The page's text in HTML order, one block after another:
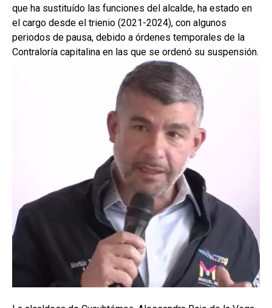
que ha sustituído las funciones del alcalde, ha estado en
el cargo desde el trienio (2021-2024), con algunos
periodos de pausa, debido a órdenes temporales de la
Contraloría capitalina en las que se ordenó su suspensión.